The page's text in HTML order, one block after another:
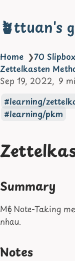
🪴ttuan's
Home ❯70 Slipbox
Zettelkasten
Sep 19, 2022 9
learning/
learning/pkm
Summary
Một Note-Taking
nhau.
Notes